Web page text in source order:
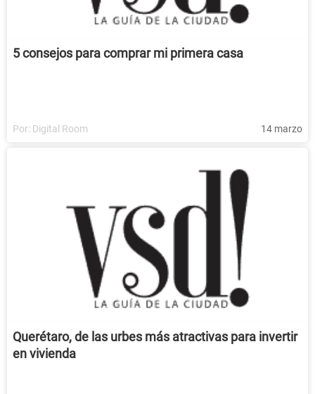
5 consejos para comprar mi primera casa
Por: Digital Room 14 marzo
Querétaro, de las urbes más atractivas para invertir
en vivienda